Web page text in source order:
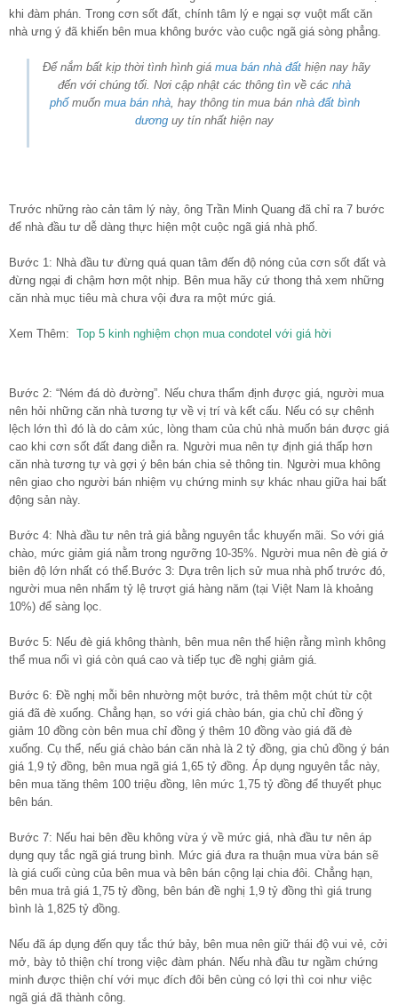
khi đàm phán. Trong cơn sốt đất, chính tâm lý e ngại sợ vuột mất căn
nhà ưng ý đã khiến bên mua không bước vào cuộc ngã giá sòng phẳng.
Để nắm bất kịp thời tình hình giá mua bán nhà đấthiện nay hãy
đến với chúng tối. Nơi cập nhật các thông tìn về các nhà
phốmuốn mua bán nhà, hay thông tin mua bán nhà đất bình
dương uy tín nhất hiện nay
Trước những rào cản tâm lý này, ông Trần Minh Quang đã chỉ ra 7 bước
để nhà đầu tư dễ dàng thực hiện một cuộc ngã giá nhà phố.
Bước 1: Nhà đầu tư đừng quá quan tâm đến độ nóng của cơn sốt đất và
đừng ngại đi chậm hơn một nhịp. Bên mua hãy cứ thong thả xem những
căn nhà mục tiêu mà chưa vội đưa ra một mức giá.
Xem Thêm: Top 5 kinh nghiệm chọn mua condotel với giá hời
Bước 2: “Ném đá dò đường”. Nếu chưa thẩm định được giá, người mua
nên hỏi những căn nhà tương tự về vị trí và kết cấu. Nếu có sự chênh
lệch lớn thì đó là do cảm xúc, lòng tham của chủ nhà muốn bán được giá
cao khi cơn sốt đất đang diễn ra. Người mua nên tự định giá thấp hơn
căn nhà tương tự và gợi ý bên bán chia sẻ thông tin. Người mua không
nên giao cho người bán nhiệm vụ chứng minh sự khác nhau giữa hai bất
động sản này.
Bước 4: Nhà đầu tư nên trả giá bằng nguyên tắc khuyến mãi. So với giá
chào, mức giảm giá nằm trong ngưỡng 10-35%. Người mua nên đè giá ở
biên độ lớn nhất có thể.Bước 3: Dựa trên lịch sử mua nhà phố trước đó,
người mua nên nhẩm tỷ lệ trượt giá hàng năm (tại Việt Nam là khoảng
10%) để sàng lọc.
Bước 5: Nếu đè giá không thành, bên mua nên thể hiện rằng mình không
thể mua nổi vì giá còn quá cao và tiếp tục đề nghị giảm giá.
Bước 6: Đề nghị mỗi bên nhường một bước, trả thêm một chút từ cột
giá đã đè xuống. Chẳng hạn, so với giá chào bán, gia chủ chỉ đồng ý
giảm 10 đồng còn bên mua chỉ đồng ý thêm 10 đồng vào giá đã đè
xuống. Cụ thể, nếu giá chào bán căn nhà là 2 tỷ đồng, gia chủ đồng ý bán
giá 1,9 tỷ đồng, bên mua ngã giá 1,65 tỷ đồng. Áp dụng nguyên tắc này,
bên mua tăng thêm 100 triệu đồng, lên mức 1,75 tỷ đồng để thuyết phục
bên bán.
Bước 7: Nếu hai bên đều không vừa ý về mức giá, nhà đầu tư nên áp
dụng quy tắc ngã giá trung bình. Mức giá đưa ra thuận mua vừa bán sẽ
là giá cuối cùng của bên mua và bên bán cộng lại chia đôi. Chẳng hạn,
bên mua trả giá 1,75 tỷ đồng, bên bán đề nghị 1,9 tỷ đồng thì giá trung
bình là 1,825 tỷ đồng.
Nếu đã áp dụng đến quy tắc thứ bảy, bên mua nên giữ thái độ vui vẻ, cởi
mở, bày tỏ thiện chí trong việc đàm phán. Nếu nhà đầu tư ngầm chứng
minh được thiện chí với mục đích đôi bên cùng có lợi thì coi như việc
ngã giá đã thành công.